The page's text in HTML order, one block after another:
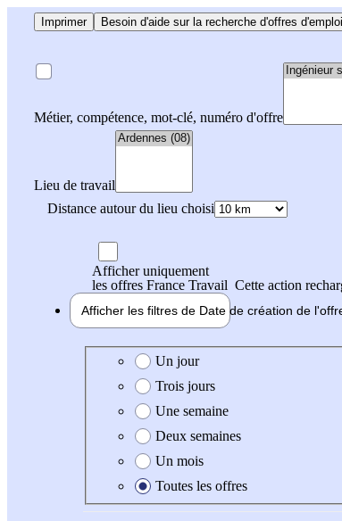
Imprimer Besoin d'aide sur la recherche d'offres
Métier, compétence, mot-clé, numéro d'offre
Lieu de travail
Distance autour du lieu choisi
Afficher uniquement
les offres France Travail Cette action
Afficher les filtres de Date de création de
Date de création de l'offre
Un jour
Trois jours
Une semaine
Deux semaines
Un mois
Toutes les offres